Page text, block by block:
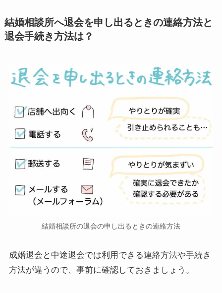
結婚相談所へ退会を申し出るときの連絡方法と
退会手続き方法は？
結婚相談所の退会の申し出るときの連絡方法
成婚退会と中途退会では利用できる連絡方法や手続き
方法が違うので、事前に確認しておきましょう。